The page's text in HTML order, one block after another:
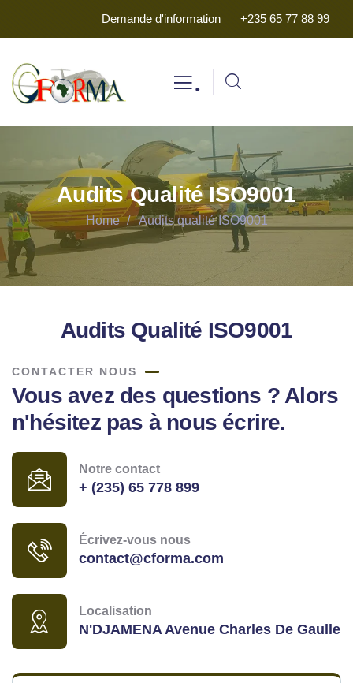
Demande d'information +235 65 77 88 99
.
Audits Qualité ISO9001
Home Audits qualité ISO9001
Audits Qualité ISO9001
CONTACTER NOUS
Vous avez des questions ? Alors
n'hésitez pas à nous écrire.
Notre contact
+ (235) 65 778 899
Écrivez-vous nous
contact@cforma.com
Localisation
N'DJAMENA Avenue Charles De Gaulle